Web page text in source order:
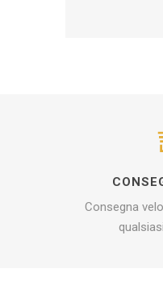
Consegna